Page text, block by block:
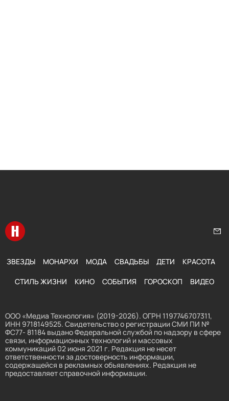
Перейти на главную
ЗВЕЗДЫ МОНАРХИ МОДА СВАДЬБЫ ДЕТИ КРАСОТА
СТИЛЬ ЖИЗНИ КИНО СОБЫТИЯ ГОРОСКОП ВИДЕО
ООО «Медиа Технология» (2019-2026). ОГРН 1197746707311,
ИНН 9718149525. Свидетельство о регистрации СМИ ПИ №
ФС77- 81184 выдано Федеральной службой по надзору в сфере
связи, информационных технологий и массовых
коммуникаций 02 июня 2021 г. Редакция не несет
ответственности за достоверность информации,
содержащейся в рекламных объявлениях. Редакция не
предоставляет справочной информации.